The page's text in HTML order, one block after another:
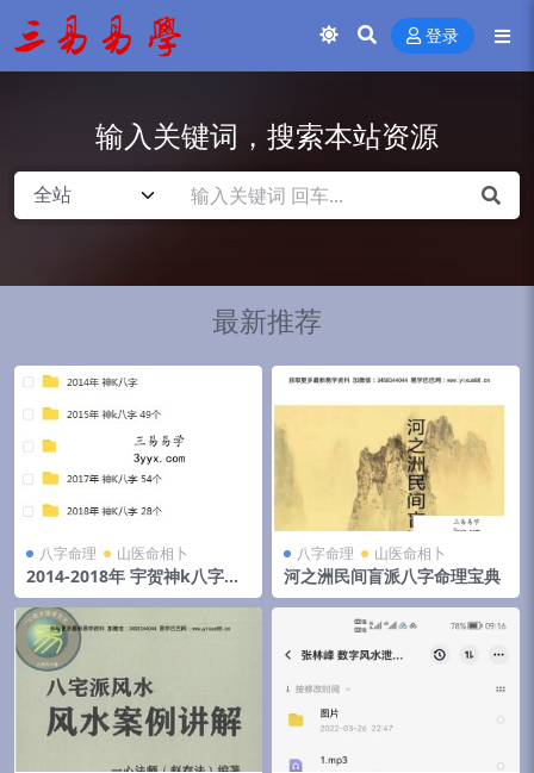
登录
输入关键词，搜索本站资源
最新推荐
八字命理 山医命相卜
2014-2018年 宇贺神k八字合
集 夸克网盘下载
八字命理 山医命相卜
河之洲民间盲派八字命理宝典